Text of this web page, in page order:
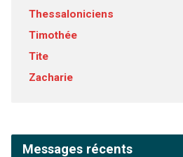
Thessaloniciens
Timothée
Tite
Zacharie
Messages récents